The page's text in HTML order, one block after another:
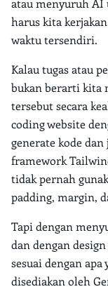
harus kita
waktu tersendiri.
Kalau tugas atau
bukan berarti kita
tersebut secara
coding website
generate kode
framework
tidak pernah
padding, margin,
Tapi dengan
dan dengan
sesuai dengan
disediakan oleh